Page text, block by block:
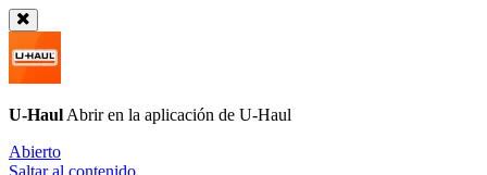
U-Haul Abrir en la aplicación de U-Haul
Abierto
Saltar al contenido